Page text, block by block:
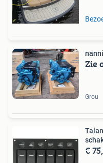
Zie
Grou
€